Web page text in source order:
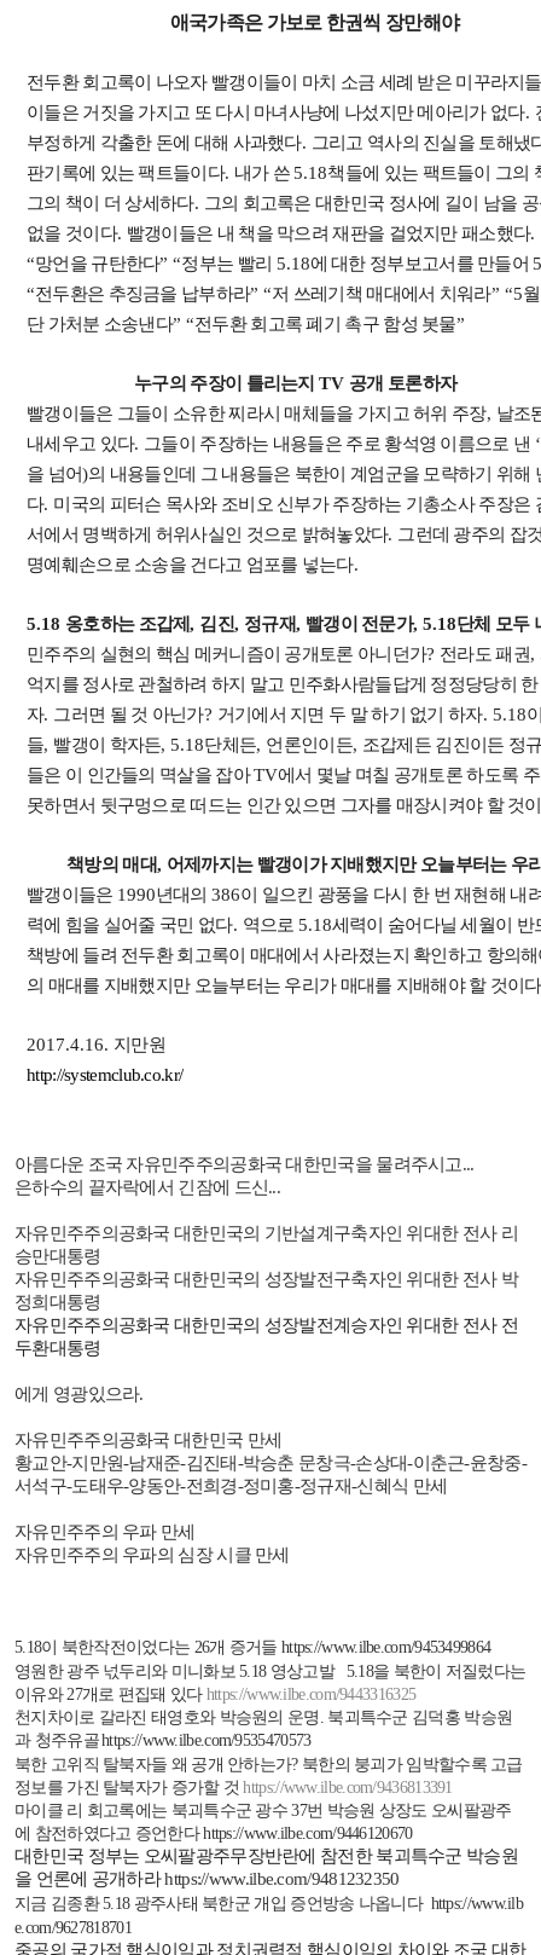
애국가족은 가보로 한권씩 장만해야
전두환 회고록이 나오자 빨갱이들이 마치 소금 세례 받은 미꾸라지
이들은 거짓을 가지고 또 다시 마녀사냥에 나섰지만 메아리가 없다.
부정하게 각출한 돈에 대해 사과했다. 그리고 역사의 진실을 토해냈
판기록에 있는 팩트들이다. 내가 쓴5.18책들에 있는 팩트들이 그의
그의 책이 더 상세하다. 그의 회고록은 대한민국 정사에 길이 남을
없을 것이다. 빨갱이들은 내 책을 막으려 재판을 걸었지만 패소했다.
“망언을 규탄한다” “정부는 빨리 5.18에 대한 정부보고서를 만들어
“전두환은 추징금을 납부하라” “저 쓰레기책 매대에서 치워라” “5
단 가처분 소송낸다” “전두환 회고록 폐기 촉구 함성 봇물”
누구의 주장이 틀리는지TV 공개 토론하자
빨갱이들은 그들이 소유한 찌라시 매체들을 가지고 허위 주장, 날조
내세우고 있다. 그들이 주장하는 내용들은 주로 황석영 이름으로 낸 ‘
을 넘어)의 내용들인데 그 내용들은 북한이 계엄군을 모략하기 위해
다. 미국의 피터슨 목사와 조비오 신부가 주장하는 기총소사 주장은
서에서 명백하게 허위사실인 것으로 밝혀놓았다. 그런데 광주의 잡
명예훼손으로 소송을 건다고 엄포를 넣는다.
5.18 옹호하는 조갑제, 김진, 정규재, 빨갱이 전문가, 5.18단체 모두
민주주의 실현의 핵심 메커니즘이 공개토론 아니던가? 전라도 패권,
억지를 정사로 관철하려 하지 말고 민주화사람들답게 정정당당히 한
자. 그러면 될 것 아닌가? 거기에서 지면 두 말 하기 없기 하자. 5.18
들, 빨갱이 학자든, 5.18단체든, 언론인이든, 조갑제든 김진이든 정
들은 이 인간들의 멱살을 잡아TV에서 몇날 며칠 공개토론 하도록
못하면서 뒷구멍으로 떠드는 인간 있으면 그자를 매장시켜야 할 것
책방의 매대, 어제까지는 빨갱이가 지배했지만 오늘부터는 우
빨갱이들은 1990년대의386이 일으킨 광풍을 다시 한 번 재현해 내
력에 힘을 실어줄 국민 없다. 역으로 5.18세력이 숨어다닐 세월이 반
책방에 들려 전두환 회고록이 매대에서 사라졌는지 확인하고 항의
의 매대를 지배했지만 오늘부터는 우리가 매대를 지배해야 할 것이다
2017.4.16. 지만원
http://systemclub.co.kr/
아름다운 조국 자유민주주의공화국 대한민국을 물려주시고...
은하수의 끝자락에서 긴잠에 드신 ...
자유민주주의공화국 대한민국의 기반설계구축자인 위대한 전사 리
승만대통령
자유민주주의공화국 대한민국의 성장발전구축자인 위대한 전사 박
정희대통령
자유민주주의공화국 대한민국의 성장발전계승자인 위대한 전사 전
두환대통령
에게 영광있으라.
자유민주주의공화국 대한민국 만세
황교안-지만원-남재준-김진태-박승춘 문창극-손상대-이춘근-윤창중-
서석구-도태우-양동안-전희경-정미홍-정규재-신혜식 만세
자유민주주의 우파 만세
자유민주주의 우파의 심장 시클 만세
5.18이 북한작전이었다는 26개 증거들 https://www.ilbe.com/9453499864
영원한 광주 넋두리와 미니화보5.18 영상고발5.18을 북한이 저질렀다는
이유와27개로 편집돼 있다 https://www.ilbe.com/9443316325
천지차이로 갈라진 태영호와 박승원의 운명 . 북괴특수군 김덕홍 박승원
과 청주유골https://www.ilbe.com/9535470573
북한 고위직 탈북자들 왜 공개 안하는가? 북한의 붕괴가 임박할수록 고급
정보를 가진 탈북자가 증가할 것https://www.ilbe.com/9436813391
마이클 리 회고록에는 북괴특수군 광수 37번 박승원 상장도 오씨팔광주
에 참전하였다고 증언한다 https://www.ilbe.com/9446120670
대한민국 정부는 오씨팔광주무장반란에 참전한 북괴특수군 박승원
을 언론에 공개하라 https://www.ilbe.com/9481232350
지금 김종환5.18 광주사태 북한군 개입 증언방송 나옵니다 https://www.ilb
e.com/9627818701
중공의 국가적 핵심이익과 정치권력적 핵심이익의 차이와 조국 대한